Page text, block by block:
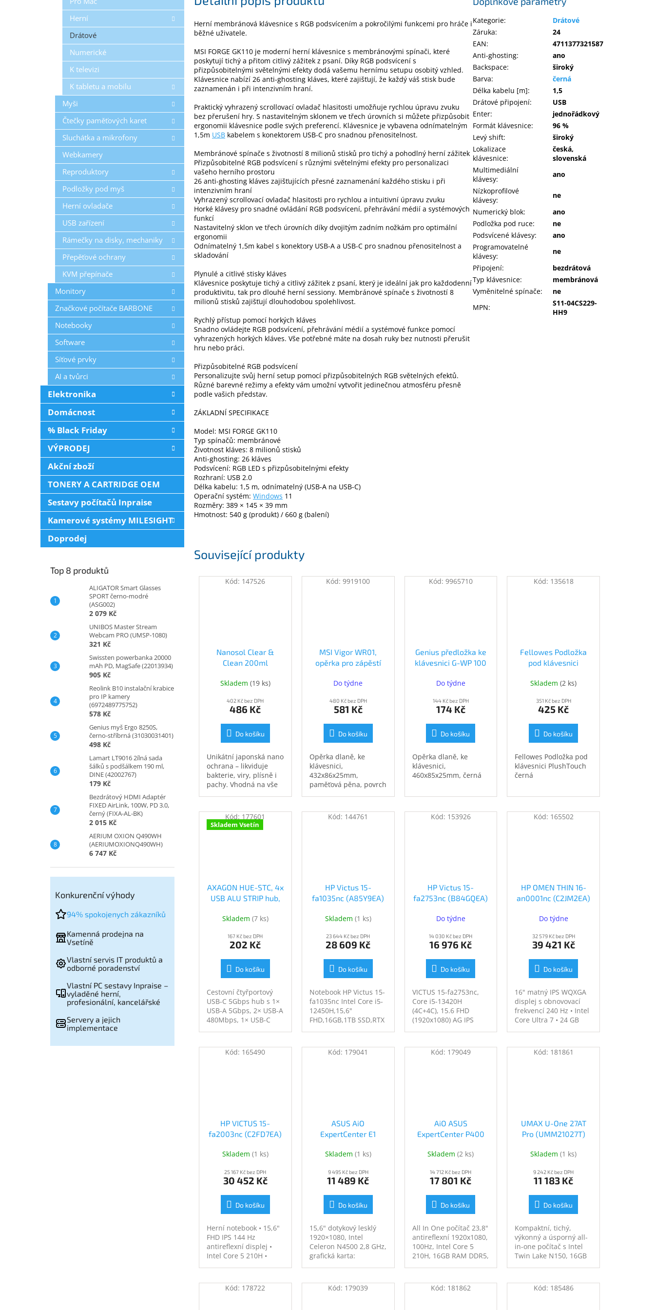
Herní
Drátové
Numerické
K televizi
K tabletu a mobilu
Myši
Čtečky paměťových karet
Sluchátka a mikrofony
Webkamery
Reproduktory
Podložky pod myš
Herní ovladače
USB zařízení
Rámečky na disky, mechaniky
Přepěťové ochrany
KVM přepínače
Monitory
Značkové počítače BARBONE
Notebooky
Software
Síťové prvky
AI a tvůrci
Elektronika
Domácnost
% Black Friday
VÝPRODEJ
Akční zboží
TONERY A CARTRIDGE OEM
Sestavy počítačů Inpraise
Kamerové systémy MILESIGHT
Doprodej
Top 8 produktů
ALIGATOR Smart Glasses
SPORT černo-modré
(ASG002)
2 079 Kč
UNIBOS Master Stream
Webcam PRO (UMSP-1080)
321 Kč
Swissten powerbanka 20000
mAh PD, MagSafe (22013934)
905 Kč
Reolink B10 instalační krabice
pro IP kamery
(6972489775752)
578 Kč
Genius myš Ergo 8250S,
černo-stříbrná (31030031401)
498 Kč
Lamart LT9016 2ílná sada
šálků s podšálkem 190 ml,
DINE (42002767)
179 Kč
Bezdrátový HDMI Adaptér
FIXED AirLink, 100W, PD 3.0,
černý (FIXA-AL-BK)
2 015 Kč
AERIUM OXION Q490WH
(AERIUMOXIONQ490WH)
6 747 Kč
Konkurenční výhody
94% spokojenych zákazníků
Kamenná prodejna na
Vsetíně
Vlastní servis IT produktů a
odborné poradenství
Vlastní PC sestavy Inpraise –
vyladěné herní,
profesionální, kancelářské
Servery a jejich
implementace
Související produkty
Nanosol Clear &
Clean 200ml
Skladem (19 ks)
402 Kč bez DPH
486 Kč
Do košíku
Unikátní japonská nano
ochrana – likviduje
bakterie, viry, plísně i
pachy. Vhodná na vše
interiér auta. 200ml
antigravitační
rozprašovač. Ošetří
Kód: 147526
MSI Vigor WR01,
opěrka pro zápěstí
Do týdne
480 Kč bez DPH
581 Kč
Do košíku
Opěrka dlaně, ke
klávesnici,
432x86x25mm,
paměťová pěna, povrch
Kód:9919100
Genius předložka ke
klávesnici G-WP 100
Do týdne
144 Kč bez DPH
174 Kč
Do košíku
Opěrka dlaně, ke
klávesnici,
460x85x25mm, černá
Kód: 9965710
Fellowes Podložka
pod klávesnici
(FELFERGWPADKEYBPTN)
Skladem(2 ks)
351 Kč bez DPH
425 Kč
Do košíku
Fellowes Podložka pod
klávesnici PlushTouch
černá
Kód: 135618
Skladem Vsetín
AXAGON HUE-STC, 4x
USB ALU STRIP hub,
USB-A & 1x USB-C
USB-C 12cm (HUE-
STC)
Skladem (7 ks)
167 Kč bez DPH
202 Kč
Do košíku
Cestovní čtyřportový
USB-C 5Gbps hub s 1×
USB-A 5Gbps, 2× USB-A
480Mbps, 1× USB-C
Kód: 177601
HP Victus 15-
fa1035nc (A85Y9EA)
Skladem (1 ks)
23 644 Kč bez DPH
28 609 Kč
Do košíku
Notebook HP Victus 15-
fa1035nc Intel Core i5-
12450H,15,6"
FHD,16GB,1TB SSD,RTX
Kód: 144761
HP Victus 15-
fa2753nc (B84GQEA)
Do týdne
14 030 Kč bez DPH
16 976 Kč
Do košíku
VICTUS 15-fa2753nc,
Core i5-13420H
(4C+4C), 15.6 FHD
(1920x1080) AG IPS
512GB PCIe Gen4
Value, NVIDIA GeForce
Kód: 153926
HP OMEN THIN 16-
an0001nc (C2JM2EA)
Do týdne
32 579 Kč bez DPH
39 421 Kč
Do košíku
16" matný IPS WQXGA
displej s obnovovací
frekvencí 240 Hz • Intel
Core Ultra 7 • 24 GB
RTX 5060 • Podsvícená
RGB klávesnice • FHD IR
Kód: 165502
HP VICTUS 15-
fa2003nc (C2FD7EA)
Skladem (1 ks)
25 167 Kč bez DPH
30 452 Kč
Do košíku
Herní notebook • 15,6"
FHD IPS 144 Hz
antireflexní displej •
Intel Core 5 210H •
GDDR7) • 24 GB RAM •
1 TB SSD • Windows 11
Kód: 165490
ASUS AiO
ExpertCenter E1
MR4128M Black
MR4128M)
Skladem (1 ks)
9 495 Kč bez DPH
11 489 Kč
Do košíku
15,6" dotykový lesklý
1920×1080, Intel
Celeron N4500 2,8 GHz,
grafická karta:
RAM 4GB, SSD 128GB,
webkamera, USB-A,
Kód: 179041
AiO ASUS
ExpertCenter P400
Black (P440VAK-
Skladem(2 ks)
14 712 Kč bez DPH
17 801 Kč
Do košíku
All In One počítač 23,8"
antireflexní 1920x1080,
100Hz, Intel Core 5
210H, 16GB RAM DDR5,
Iris/Intel UHD Graphics
120W, USB-A, USB-C,
Kód: 179049
UMAX U-One 27AT
Pro (UMM21027T)
Skladem(1 ks)
9 242 Kč bez DPH
11 183 Kč
Do košíku
Kompaktní, tichý,
výkonný a úsporný all-
in-one počítač s Intel
Twin Lake N150, 16GB
Kód: 181861
Kód: 178722 Kód: 179039 Kód: 181862 Kód: 185486
Herní membránová klávesnice s RGB podsvícením a pokročilými funkcemi pro hráče i
běžné uživatele.
MSI FORGE GK110 je moderní herní klávesnice s membránovými spínači, které
poskytují tichý a přitom citlivý zážitek z psaní. Díky RGB podsvícení s
přizpůsobitelnými světelnými efekty dodá vašemu hernímu setupu osobitý vzhled.
Klávesnice nabízí 26 anti-ghosting kláves, které zajišťují, že každý váš stisk bude
zaznamenán i při intenzivním hraní.
Praktický vyhrazený scrollovací ovladač hlasitosti umožňuje rychlou úpravu zvuku
bez přerušení hry. S nastavitelným sklonem ve třech úrovních si můžete přizpůsobit
ergonomii klávesnice podle svých preferencí. Klávesnice je vybavena odnímatelným
1,5m USB kabelem s konektorem USB-C pro snadnou přenositelnost.
Membránové spínače s životností 8 milionů stisků pro tichý a pohodlný herní zážitek
Přizpůsobitelné RGB podsvícení s různými světelnými efekty pro personalizaci
vašeho herního prostoru
26 anti-ghosting kláves zajišťujících přesné zaznamenání každého stisku i při
intenzivním hraní
Vyhrazený scrollovací ovladač hlasitosti pro rychlou a intuitivní úpravu zvuku
Horké klávesy pro snadné ovládání RGB podsvícení, přehrávání médií a systémových
funkcí
Nastavitelný sklon ve třech úrovních díky dvojitým zadním nožkám pro optimální
ergonomii
Odnímatelný 1,5m kabel s konektory USB-A a USB-C pro snadnou přenositelnost a
skladování
Plynulé a citlivé stisky kláves
Klávesnice poskytuje tichý a citlivý zážitek z psaní, který je ideální jak pro každodenní
produktivitu, tak pro dlouhé herní sessiony. Membránové spínače s životností 8
milionů stisků zajišťují dlouhodobou spolehlivost.
Rychlý přístup pomocí horkých kláves
Snadno ovládejte RGB podsvícení, přehrávání médií a systémové funkce pomocí
vyhrazených horkých kláves. Vše potřebné máte na dosah ruky bez nutnosti přerušit
hru nebo práci.
Přizpůsobitelné RGB podsvícení
Personalizujte svůj herní setup pomocí přizpůsobitelných RGB světelných efektů.
Různé barevné režimy a efekty vám umožní vytvořit jedinečnou atmosféru přesně
podle vašich představ.
ZÁKLADNÍ SPECIFIKACE
Model: MSI FORGE GK110
Typ spínačů: membránové
Životnost kláves: 8 milionů stisků
Anti-ghosting: 26 kláves
Podsvícení: RGB LED s přizpůsobitelnými efekty
Rozhraní: USB 2.0
Délka kabelu: 1,5 m, odnímatelný (USB-A na USB-C)
Operační systém: Windows 11
Rozměry: 389 × 145 × 39 mm
Hmotnost: 540 g (produkt) / 660 g (balení)
Kategorie:
Drátové
Záruka:
24
EAN:
4711377321587
Anti-ghosting:
ano
Backspace:
široký
Barva:
černá
Délka kabelu [m]:
1,5
Drátové připojení:
USB
Enter:
jednořádkový
Formát klávesnice:
96 %
Levý shift:
široký
Lokalizace
klávesnice:
česká,
slovenská
Multimediální
klávesy:
ano
Nízkoprofilové
klávesy:
ne
Numerický blok:
ano
Podložka pod ruce:
ne
Podsvícené klávesy:
ano
Programovatelné
klávesy:
ne
Připojení:
bezdrátová
Typ klávesnice:
membránová
Vyměnitelné spínače:
ne
MPN:
S11-04CS229-
HH9